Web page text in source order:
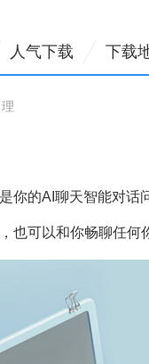
人气下载 下载
是你的AI聊天智能对话
也可以和你畅聊任何